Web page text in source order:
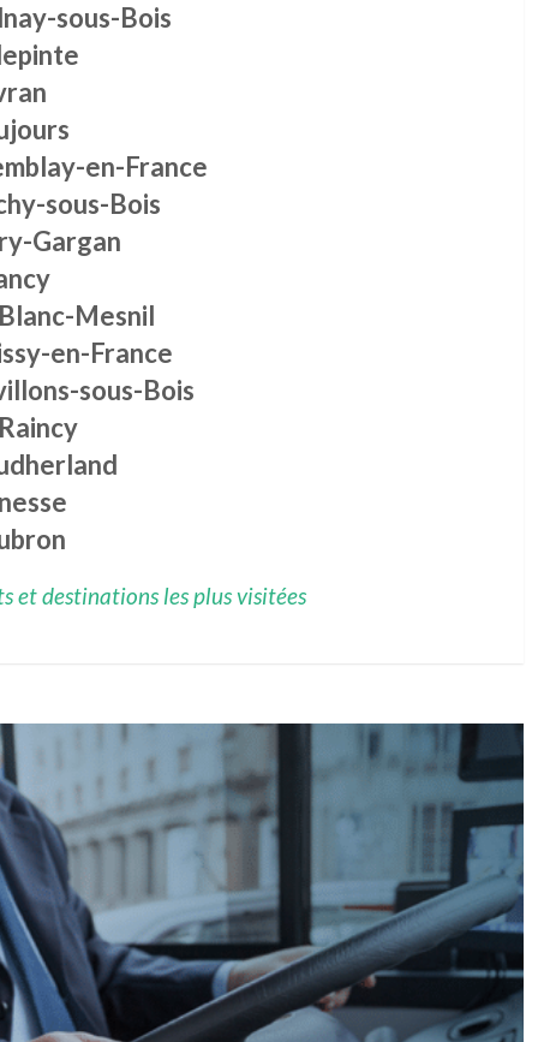
sous-Bois
en-France
sous-Bois
Gargan
Mesnil
en-France
sous-Bois
et destinations les plus visitées